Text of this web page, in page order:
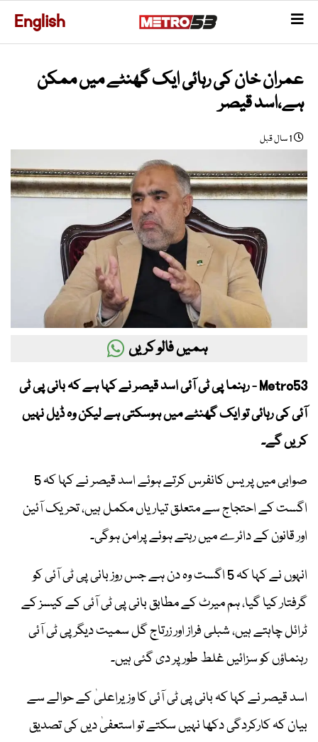
English
عمران خان کی رہائی ایک گھنٹے میں ممکن
ہے،اسد قیصر
1 سال قبل
ہمیں فالو کریں
Metro53 - رہنما پی ٹی آئی اسد قیصر نے کہا ہے کہ بانی پی ٹی
آئی کی رہائی تو ایک گھنٹے میں ہوسکتی ہے لیکن وہ ڈیل نہیں
کریں گے۔
صوابی میں پریس کانفرس کرتے ہوئے اسد قیصر نے کہا کہ 5
اگست کے احتجاج سے متعلق تیاریاں مکمل ہیں، تحریک آئین
اور قانون کے دائرے میں رہتے ہوئے پرامن ہوگی۔
انہوں نے کہا کہ 5 اگست وہ دن ہے جس روز بانی پی ٹی آئی کو
گرفتار کیا گیا، ہم میرٹ کے مطابق بانی پی ٹی آئی کے کیسز کے
ٹرائل چاہتے ہیں، شبلی فراز اور زرتاج گل سمیت دیگر پی ٹی آئی
رہنماؤں کو سزائیں غلط طور پر دی گئی ہیں۔
اسد قیصر نے کہا کہ بانی پی ٹی آئی کا وزیراعلیٰ کے حوالے سے
بیان کہ کارکردگی دکھا نہیں سکتے تو استعفیٰ دیں کی تصدیق